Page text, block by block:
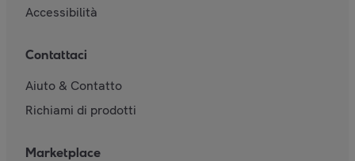
Accessibilità
Contattaci
Aiuto & Contatto
Richiami di prodotti
Marketplace